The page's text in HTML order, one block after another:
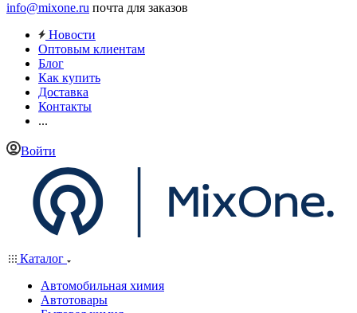
info@mixone.ru почта для заказов
Новости
Оптовым клиентам
Блог
Как купить
Доставка
Контакты
...
Войти
Каталог
Автомобильная химия
Автотовары